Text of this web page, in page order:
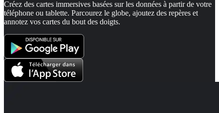
Créez des cartes immersives basées sur les données à partir de votre
téléphone ou tablette. Parcourez le globe, ajoutez des repères et
annotez vos cartes du bout des doigts.